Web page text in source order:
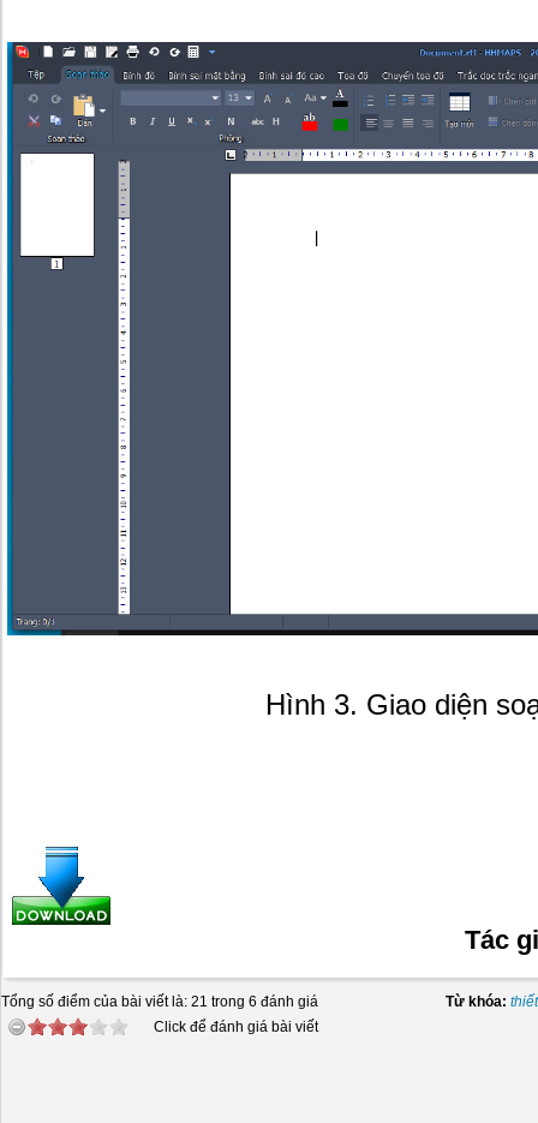
Hình 3. Giao diện
Tác
Tổng số điểm của bài viết là: 21 trong 6 đánh giá
Click để đánh giá bài viết
Từ khóa: